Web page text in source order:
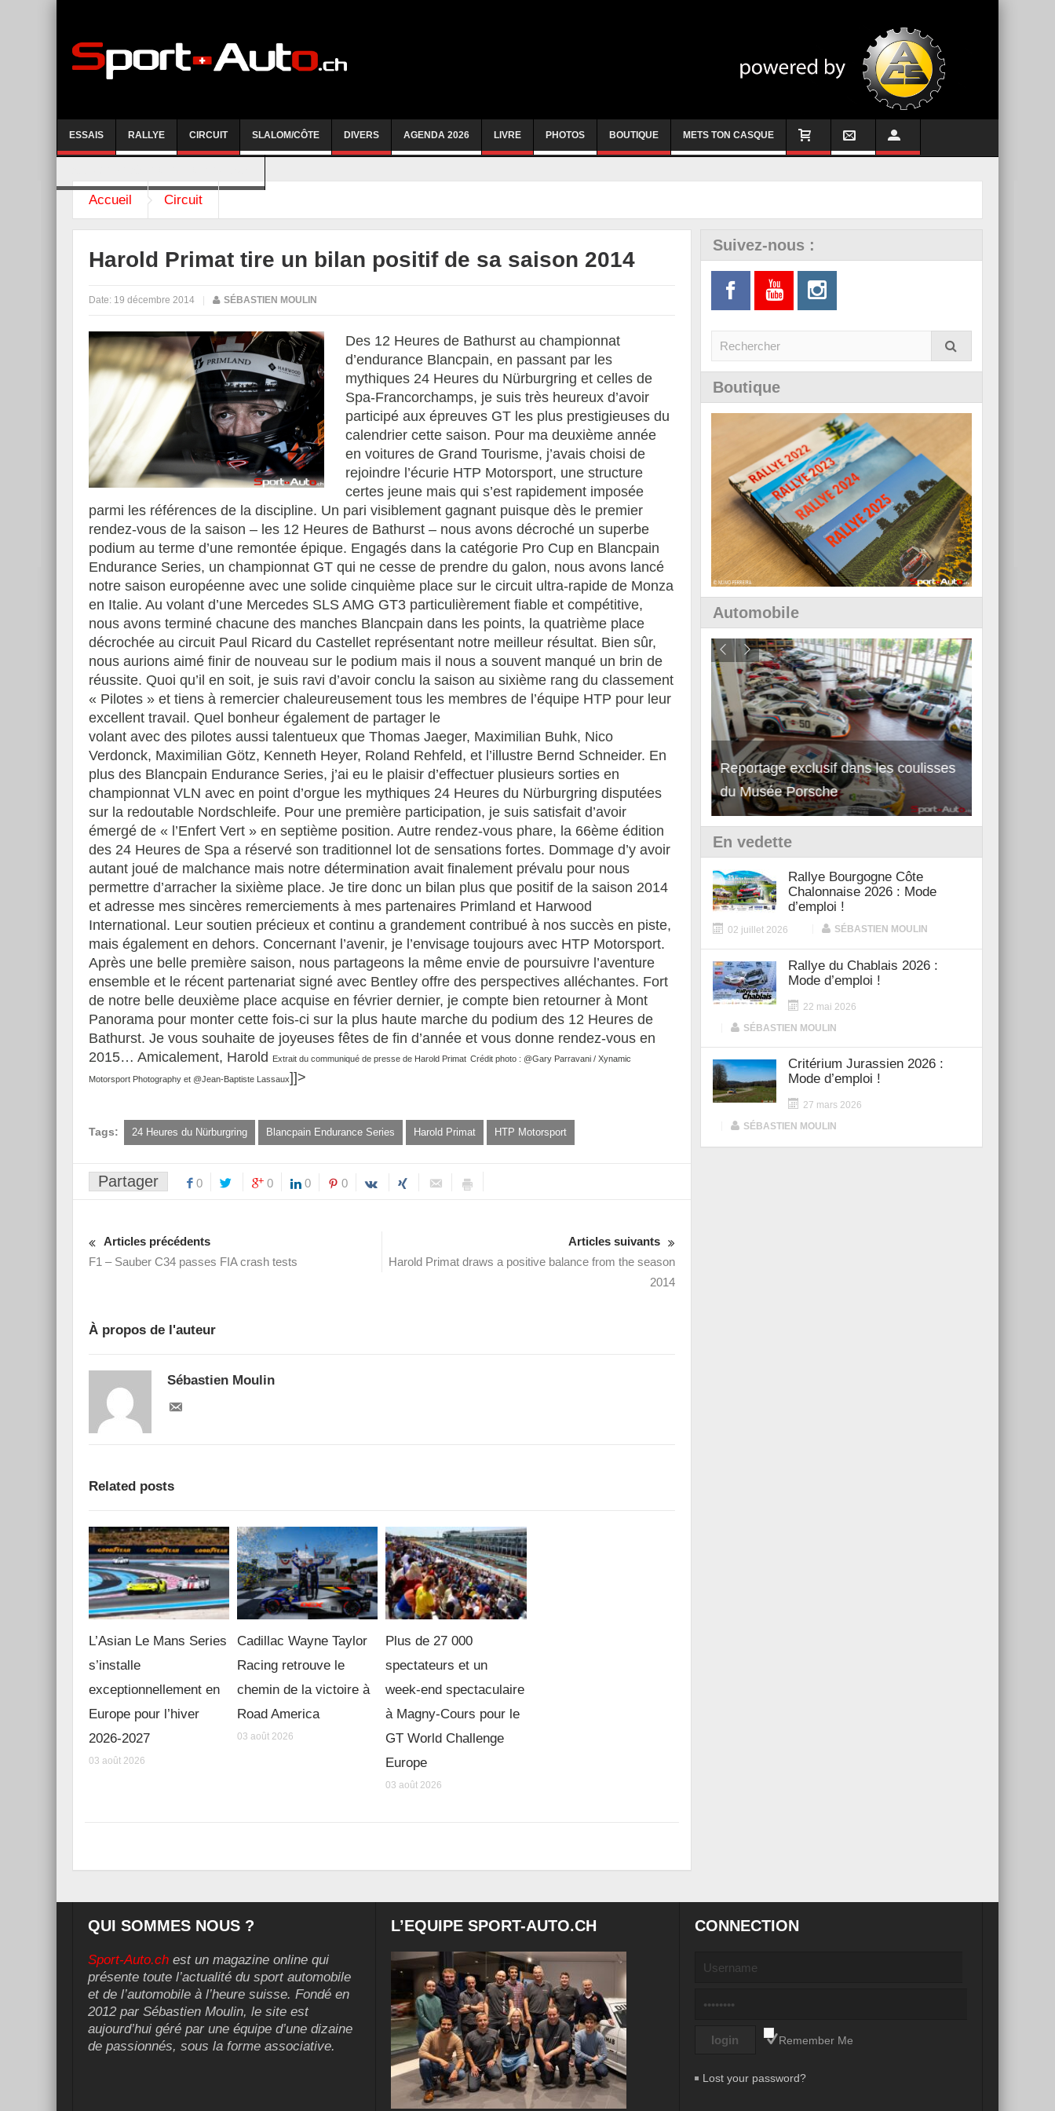
ESSAIS RALLYE CIRCUIT SLALOM/CÔTE DIVERS AGENDA 2026 LIVRE PHOTOS BOUTIQUE METS TON CASQUE
Accueil Circuit
Harold Primat tire un bilan positif de sa saison 2014
Date: 19 décembre 2014 SÉBASTIEN MOULIN
Des 12 Heures de Bathurst au championnat
d’endurance Blancpain, en passant par les
mythiques 24 Heures du Nürburgring et celles de
Spa-Francorchamps, je suis très heureux d’avoir
participé aux épreuves GT les plus prestigieuses du
calendrier cette saison. Pour ma deuxième année
en voitures de Grand Tourisme, j’avais choisi de
rejoindre l’écurie HTP Motorsport, une structure
certes jeune mais qui s’est rapidement imposée
parmi les références de la discipline. Un pari visiblement gagnant puisque dès le premier
rendez-vous de la saison – les 12 Heures de Bathurst – nous avons décroché un superbe
podium au terme d’une remontée épique. Engagés dans la catégorie Pro Cup en Blancpain
Endurance Series, un championnat GT qui ne cesse de prendre du galon, nous avons lancé
notre saison européenne avec une solide cinquième place sur le circuit ultra-rapide de Monza
en Italie. Au volant d’une Mercedes SLS AMG GT3 particulièrement fiable et compétitive,
nous avons terminé chacune des manches Blancpain dans les points, la quatrième place
décrochée au circuit Paul Ricard du Castellet représentant notre meilleur résultat. Bien sûr,
nous aurions aimé finir de nouveau sur le podium mais il nous a souvent manqué un brin de
réussite. Quoi qu’il en soit, je suis ravi d’avoir conclu la saison au sixième rang du classement
« Pilotes » et tiens à remercier chaleureusement tous les membres de l’équipe HTP pour leur
excellent travail. Quel bonheur également de partager le
volant avec des pilotes aussi talentueux que Thomas Jaeger, Maximilian Buhk, Nico
Verdonck, Maximilian Götz, Kenneth Heyer, Roland Rehfeld, et l’illustre Bernd Schneider. En
plus des Blancpain Endurance Series, j’ai eu le plaisir d’effectuer plusieurs sorties en
championnat VLN avec en point d’orgue les mythiques 24 Heures du Nürburgring disputées
sur la redoutable Nordschleife. Pour une première participation, je suis satisfait d’avoir
émergé de « l’Enfert Vert » en septième position. Autre rendez-vous phare, la 66ème édition
des 24 Heures de Spa a réservé son traditionnel lot de sensations fortes. Dommage d’y avoir
autant joué de malchance mais notre détermination avait finalement prévalu pour nous
permettre d’arracher la sixième place. Je tire donc un bilan plus que positif de la saison 2014
et adresse mes sincères remerciements à mes partenaires Primland et Harwood
International. Leur soutien précieux et continu a grandement contribué à nos succès en piste,
mais également en dehors. Concernant l’avenir, je l’envisage toujours avec HTP Motorsport.
Après une belle première saison, nous partageons la même envie de poursuivre l’aventure
ensemble et le récent partenariat signé avec Bentley offre des perspectives alléchantes. Fort
de notre belle deuxième place acquise en février dernier, je compte bien retourner à Mont
Panorama pour monter cette fois-ci sur la plus haute marche du podium des 12 Heures de
Bathurst. Je vous souhaite de joyeuses fêtes de fin d’année et vous donne rendez-vous en
2015… Amicalement, Harold
Extrait du communiqué de presse de Harold Primat Crédit photo : @Gary Parravani / Xynamic
Motorsport Photography et @Jean-Baptiste Lassaux]]>
Tags: 24 Heures du Nürburgring Blancpain Endurance Series Harold Primat HTP Motorsport
Partager 0 0 0 0
Articles précédents
F1 – Sauber C34 passes FIA crash tests
Articles suivants
Harold Primat draws a positive balance from the season
2014
À propos de l'auteur
Sébastien Moulin
Related posts
L’Asian Le Mans Series
s’installe
exceptionnellement en
Europe pour l’hiver
2026-2027
03 août 2026
Cadillac Wayne Taylor
Racing retrouve le
chemin de la victoire à
Road America
03 août 2026
Plus de 27 000
spectateurs et un
week-end spectaculaire
à Magny-Cours pour le
GT World Challenge
Europe
03 août 2026
Suivez-nous :
Boutique
Automobile
Essai – Morgan Supersport
Reportage exclusif dans les coulisses
du Musée Porsche
Découverte de la nouvelle Ferrari
12Cilindri Manuale
En vedette
Rallye Bourgogne Côte
Chalonnaise 2026 : Mode
d’emploi !
02 juillet 2026 SÉBASTIEN MOULIN
Rallye du Chablais 2026 :
Mode d’emploi !
22 mai 2026
SÉBASTIEN MOULIN
Critérium Jurassien 2026 :
Mode d’emploi !
27 mars 2026
SÉBASTIEN MOULIN
QUI SOMMES NOUS ?
Sport-Auto.ch est un magazine online qui
présente toute l’actualité du sport automobile
et de l’automobile à l’heure suisse. Fondé en
2012 par Sébastien Moulin, le site est
aujourd’hui géré par une équipe d’une dizaine
de passionnés, sous la forme associative.
L’EQUIPE SPORT-AUTO.CH CONNECTION
Remember Me
Lost your password?